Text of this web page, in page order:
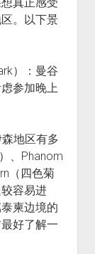
。以下景
）：曼谷
参加晚上
地区有多
、Phanom
（四色菊
容易进
柬边境的
好了解一